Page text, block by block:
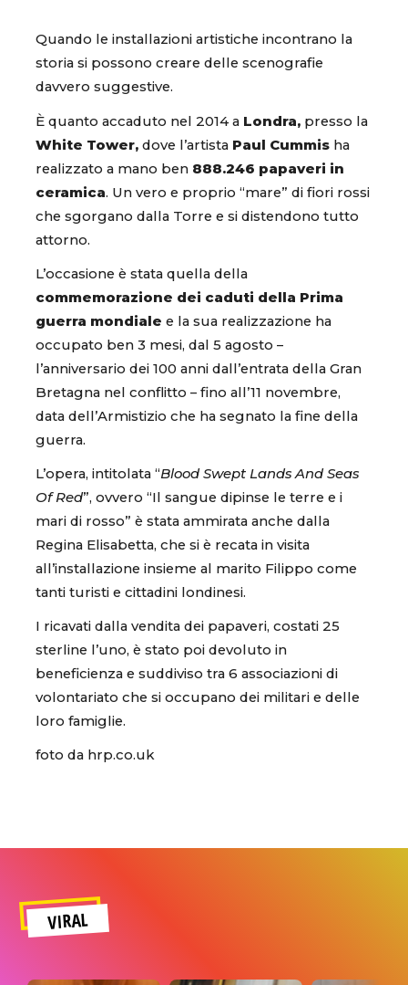
Quando le installazioni artistiche incontrano la
storia si possono creare delle scenografie
davvero suggestive.
È quanto accaduto nel 2014 a Londra, presso la
White Tower, dove l’artista Paul Cummis ha
realizzato a mano ben 888.246 papaveri in
ceramica. Un vero e proprio “mare” di fiori rossi
che sgorgano dalla Torre e si distendono tutto
attorno.
L’occasione è stata quella della
commemorazione dei caduti della Prima
guerra mondiale e la sua realizzazione ha
occupato ben 3 mesi, dal 5 agosto –
l’anniversario dei 100 anni dall’entrata della Gran
Bretagna nel conflitto – fino all’11 novembre,
data dell’Armistizio che ha segnato la fine della
guerra.
L’opera, intitolata “Blood Swept Lands And Seas
Of Red”, ovvero “Il sangue dipinse le terre e i
mari di rosso” è stata ammirata anche dalla
Regina Elisabetta, che si è recata in visita
all’installazione insieme al marito Filippo come
tanti turisti e cittadini londinesi.
I ricavati dalla vendita dei papaveri, costati 25
sterline l’uno, è stato poi devoluto in
beneficienza e suddiviso tra 6 associazioni di
volontariato che si occupano dei militari e delle
loro famiglie.
foto da hrp.co.uk
VIRAL